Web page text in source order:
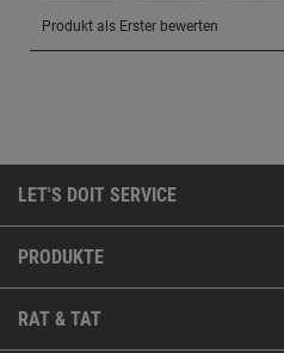
LET'S DOIT SERVICE
PRODUKTE
RAT & TAT